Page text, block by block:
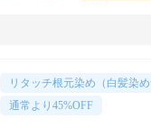
リタッチ根元染め（白髪染め
通常より 45%OFF